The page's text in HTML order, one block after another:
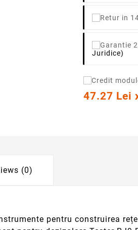
Juridice)
47.27 Lei
(0)
pentru construirea